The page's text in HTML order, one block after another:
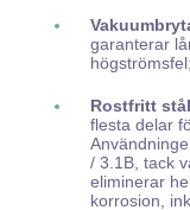
garanterar
högströmsfel;
Rostfritt
flesta delar
/ 3.1B, tack
eliminerar
korrosion,